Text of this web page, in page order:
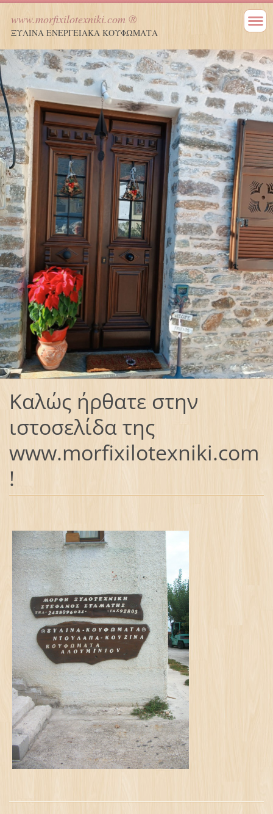
www.morfixilotexniki.com ®
ΞΥΛΙΝΑ ΕΝΕΡΓΕΙΑΚΑ ΚΟΥΦΩΜΑΤΑ
Καλώς ήρθατε στην
ιστοσελίδα της
www.morfixilotexniki.com
!